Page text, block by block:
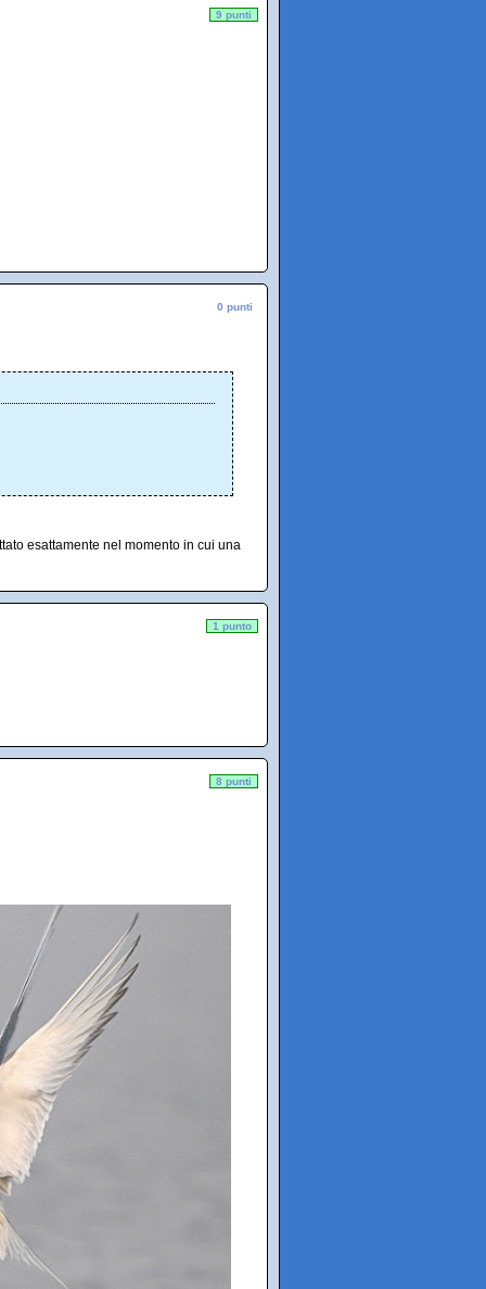
9 punti
0 punti
esattamente nel momento in cui una
1 punto
8 punti